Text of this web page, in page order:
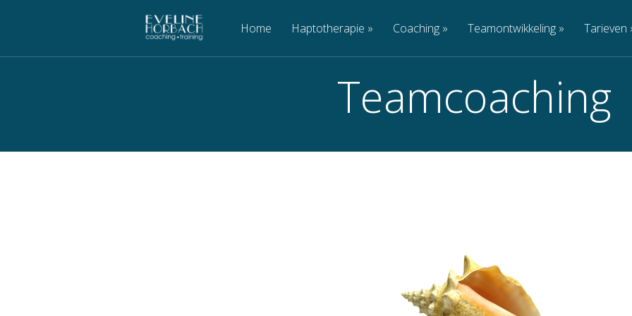
Home Haptotherapie » Coaching » Teamontwikkeling » Tarieven
Teamcoaching